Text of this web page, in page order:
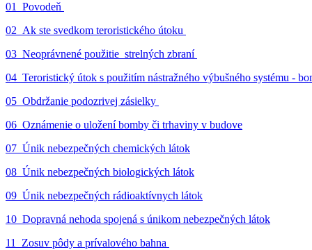
01_Povodeň
02_Ak ste svedkom teroristického útoku
03_Neoprávnené použitie strelných zbraní
04_Teroristický útok s použitím nástražného výbušného systému -
05_Obdržanie podozrivej zásielky
06_Oznámenie o uložení bomby či trhaviny v budove
07_Únik nebezpečných chemických látok
08_Únik nebezpečných biologických látok
09_Únik nebezpečných rádioaktívnych látok
10_Dopravná nehoda spojená s únikom nebezpečných látok
11_Zosuv pôdy a prívalového bahna